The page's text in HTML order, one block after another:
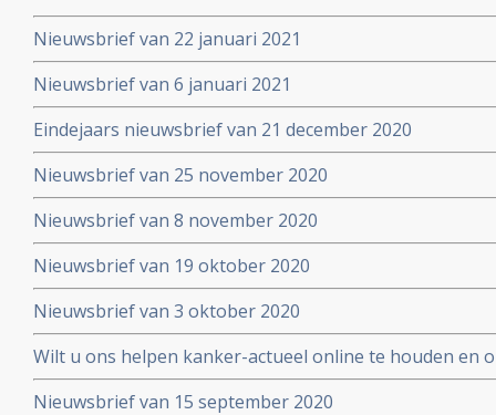
Nieuwsbrief van 22 januari 2021
Nieuwsbrief van 6 januari 2021
Eindejaars nieuwsbrief van 21 december 2020
Nieuwsbrief van 25 november 2020
Nieuwsbrief van 8 november 2020
Nieuwsbrief van 19 oktober 2020
Nieuwsbrief van 3 oktober 2020
Wilt u ons helpen kanker-actueel online te houden en
extra donatie aub?
Nieuwsbrief van 15 september 2020